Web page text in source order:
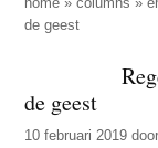
d
z
e
n
n
d
de geest
de geest
10 februari 2019 door